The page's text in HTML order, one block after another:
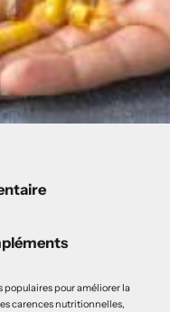
pour améliorer la
carences nutritionnelles,